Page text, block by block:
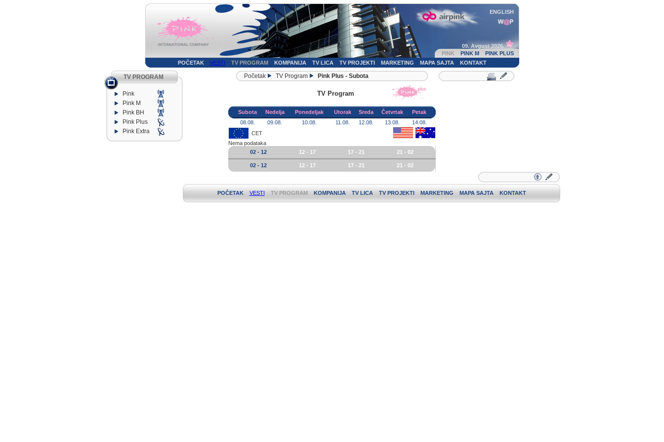
ENGLISH
09. Avgust 2026.
PINK
PINK M
PINK PLUS
POČETAK
VESTI TV PROGRAM KOMPANIJA TV LICA TV PROJEKTI MARKETING MAPA SAJTA KONTAKT
TV PROGRAM
Pink
Pink M
Pink BH
Pink Plus
Pink Extra
Početak TV Program Pink Plus - Subota
TV Program
Subota Nedelja Ponedeljak Utorak Sreda Četvrtak
Petak
08.08.
09.08. 10.08. 11.08. 12.08. 13.08.
14.08.
CET
Nema podataka
02 - 12
12 - 17 17 - 21 21 - 02
02 - 12 12 - 17 17 - 21 21 - 02
POČETAK VESTI TV PROGRAM KOMPANIJA TV LICA TV PROJEKTI MARKETING MAPA SAJTA KONTAKT